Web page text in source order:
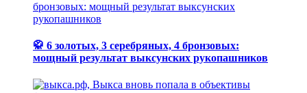
🥋 6 золотых, 3 серебряных, 4 бронзовых:
мощный результат выксунских рукопашников